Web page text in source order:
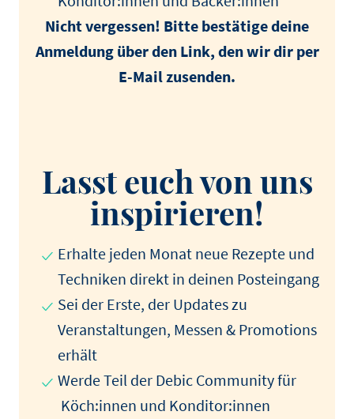
Nicht vergessen! Bitte bestätige deine
Anmeldung über den Link, den wir dir per
E-Mail zusenden.
Lasst euch von uns
inspirieren!
Erhalte jeden Monat neue Rezepte und
Techniken direkt in deinen Posteingang
Sei der Erste, der Updates zu
Veranstaltungen, Messen & Promotions
erhält
Werde Teil der Debic Community für
Köch:innen und Konditor:innen